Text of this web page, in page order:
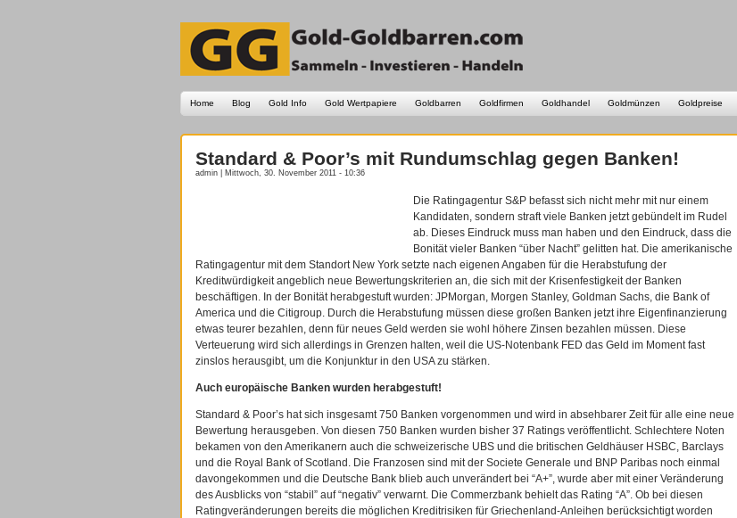
Home Blog Gold Info Gold Wertpapiere Goldbarren Goldfirmen Goldhandel Goldmünzen Goldpreise
Standard & Poor’s mit Rundumschlag gegen Banken!
admin | Mittwoch, 30. November 2011 - 10:36
Die Ratingagentur S&P befasst sich nicht mehr mit nur einem
Kandidaten, sondern straft viele Banken jetzt gebündelt im Rudel
ab. Dieses Eindruck muss man haben und den Eindruck, dass die
Bonität vieler Banken “über Nacht” gelitten hat. Die amerikanische
Ratingagentur mit dem Standort New York setzte nach eigenen Angaben für die Herabstufung der
Kreditwürdigkeit angeblich neue Bewertungskriterien an, die sich mit der Krisenfestigkeit der Banken
beschäftigen. In der Bonität herabgestuft wurden: JPMorgan, Morgen Stanley, Goldman Sachs, die Bank of
America und die Citigroup. Durch die Herabstufung müssen diese großen Banken jetzt ihre Eigenfinanzierung
etwas teurer bezahlen, denn für neues Geld werden sie wohl höhere Zinsen bezahlen müssen. Diese
Verteuerung wird sich allerdings in Grenzen halten, weil die US-Notenbank FED das Geld im Moment fast
zinslos herausgibt, um die Konjunktur in den USA zu stärken.
Auch europäische Banken wurden herabgestuft!
Standard & Poor’s hat sich insgesamt 750 Banken vorgenommen und wird in absehbarer Zeit für alle eine neue
Bewertung herausgeben. Von diesen 750 Banken wurden bisher 37 Ratings veröffentlicht. Schlechtere Noten
bekamen von den Amerikanern auch die schweizerische UBS und die britischen Geldhäuser HSBC, Barclays
und die Royal Bank of Scotland. Die Franzosen sind mit der Societe Generale und BNP Paribas noch einmal
davongekommen und die Deutsche Bank blieb auch unverändert bei “A+”, wurde aber mit einer Veränderung
des Ausblicks von “stabil” auf “negativ” verwarnt. Die Commerzbank behielt das Rating “A”. Ob bei diesen
Ratingveränderungen bereits die möglichen Kreditrisiken für Griechenland-Anleihen berücksichtigt worden